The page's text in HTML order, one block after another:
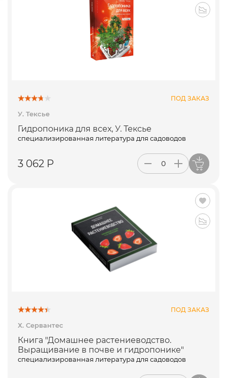
ПОД ЗАКАЗ
У. Тексье
Гидропоника для всех, У. Тексье
специализированная литература для садоводов
3 062 Р
ПОД ЗАКАЗ
Х. Сервантес
Книга "Домашнее растениеводство.
Выращивание в почве и гидропонике"
специализированная литература для садоводов